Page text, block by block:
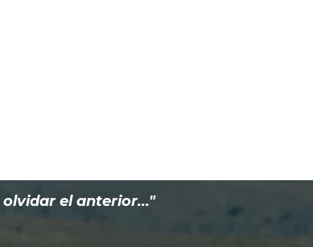
el anterior..."